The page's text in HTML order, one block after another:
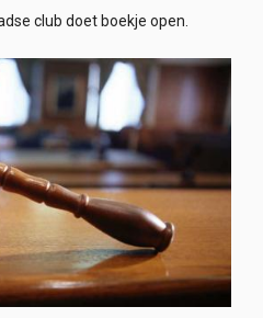
club doet boekje open.